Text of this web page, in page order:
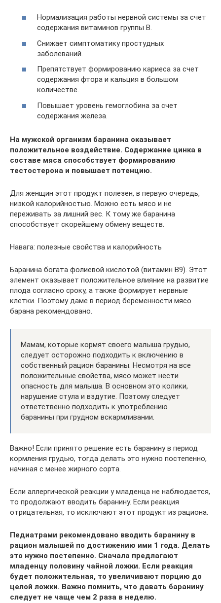
Нормализация работы нервной системы за счет
содержания витаминов группы В.
Снижает симптоматику простудных
заболеваний.
Препятствует формированию кариеса за счет
содержания фтора и кальция в большом
количестве.
Повышает уровень гемоглобина за счет
содержания железа.
На мужской организм баранина оказывает
положительное воздействие. Содержание цинка в
составе мяса способствует формированию
тестостерона и повышает потенцию.
Для женщин этот продукт полезен, в первую очередь,
низкой калорийностью. Можно есть мясо и не
переживать за лишний вес. К тому же баранина
способствует скорейшему обмену веществ.
Навага: полезные свойства и калорийность
Баранина богата фолиевой кислотой (витамин В9). Этот
элемент оказывает положительное влияние на развитие
плода согласно сроку, а также формирует нервные
клетки. Поэтому даме в период беременности мясо
барана рекомендовано.
Мамам, которые кормят своего малыша грудью,
следует осторожно подходить к включению в
собственный рацион баранины. Несмотря на все
положительные свойства, мясо может нести
опасность для малыша. В основном это колики,
нарушение стула и вздутие. Поэтому следует
ответственно подходить к употреблению
баранины при грудном вскармливании.
Важно! Если принято решение есть баранину в период
кормления грудью, тогда делать это нужно постепенно,
начиная с менее жирного сорта.
Если аллергической реакции у младенца не наблюдается,
то продолжают вводить баранину. Если реакция
отрицательная, то исключают этот продукт из рациона.
Педиатрами рекомендовано вводить баранину в
рацион малышей по достижению ими 1 года. Делать
это нужно постепенно. Сначала предлагают
младенцу половину чайной ложки. Если реакция
будет положительная, то увеличивают порцию до
целой ложки. Важно помнить, что давать баранину
следует не чаще чем 2 раза в неделю.